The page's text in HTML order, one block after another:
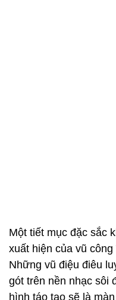
Một tiết mục đặc sắc
xuất hiện của vũ công
Những vũ điệu điêu
gót trên nền nhạc sôi
hình táo tạo sẽ là